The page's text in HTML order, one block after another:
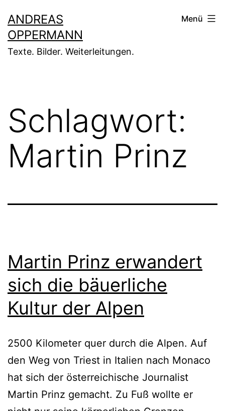
Inhalt
springen
ANDREAS
OPPERMANN
Texte. Bilder. Weiterleitungen.
Menü
Schlagwort:
Martin Prinz
Martin Prinz erwandert
sich die bäuerliche
Kultur der Alpen
2500 Kilometer quer durch die Alpen. Auf
den Weg von Triest in Italien nach Monaco
hat sich der österreichische Journalist
Martin Prinz gemacht. Zu Fuß wollte er